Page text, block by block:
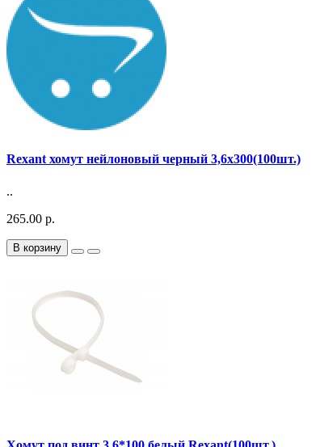
Rexant хомут нейлоновый черный 3,6х300(100шт.)
..
265.00 р.
В корзину